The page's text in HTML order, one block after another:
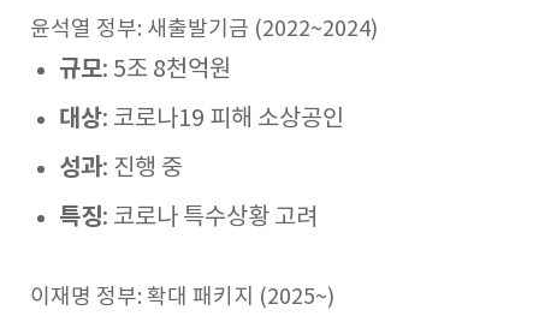
윤석열 정부: 새출발기금 (2022~2024)
규모: 5조 8천억원
대상: 코로나19 피해 소상공인
성과: 진행 중
특징: 코로나 특수상황 고려
이재명 정부: 확대 패키지 (2025~)